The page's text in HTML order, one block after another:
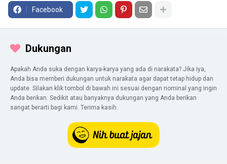
Facebook
Dukungan
Apakah Anda suka dengan karya-karya yang ada di narakata? Jika iya,
Anda bisa memberi dukungan untuk narakata agar dapat tetap hidup dan
update. Silakan klik tombol di bawah ini sesuai dengan nominal yang ingin
Anda berikan. Sedikit atau banyaknya dukungan yang Anda berikan
sangat berarti bagi kami. Terima kasih.